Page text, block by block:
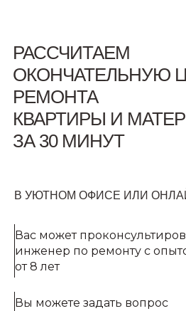
В УЮТНОМ ОФИСЕ ИЛИ
РАССЧИТАЕМ
ОКОНЧАТЕЛЬНУЮ
РЕМОНТА
КВАРТИРЫ И
ЗА 30 МИНУТ
Вас может
инженер по ремонту с
от 8 лет
Вы можете задать вопрос